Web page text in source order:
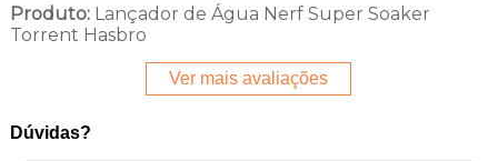
Produto:Lançador de Água Nerf Super Soaker
Torrent Hasbro
Ver mais avaliações
Dúvidas?